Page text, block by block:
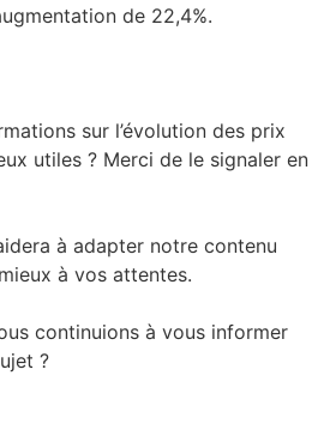
de 22,4%.
sur l’évolution des prix
utiles ? Merci de le signaler en
à adapter notre contenu
à vos attentes.
continuions à vous informer
?